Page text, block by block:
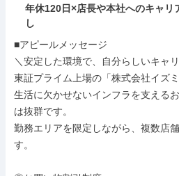
年休120日×店長や本社へのキャリ
し
■アピールメッセージ
＼安定した環境で、自分らしいキャ
東証プライム上場の「株式会社イズミ
生活に欠かせないインフラを支える
は抜群です。
勤務エリアを限定しながら、複数店
す。